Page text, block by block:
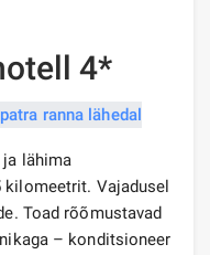
4*
lähima
kilomeetrit. Vajadusel
Toad rõõmustavad
– konditsioneer